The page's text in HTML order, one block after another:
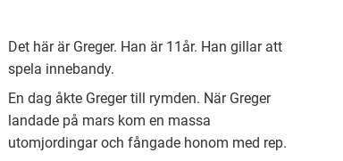
Det här är Greger. Han är 11år. Han gillar att
spela innebandy.
En dag åkte Greger till rymden. När Greger
landade på mars kom en massa
utomjordingar och fångade honom med rep.